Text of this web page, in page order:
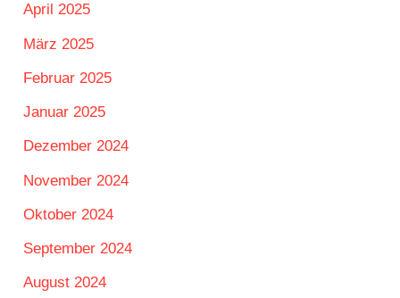
April 2025
März 2025
Februar 2025
Januar 2025
Dezember 2024
November 2024
Oktober 2024
September 2024
August 2024